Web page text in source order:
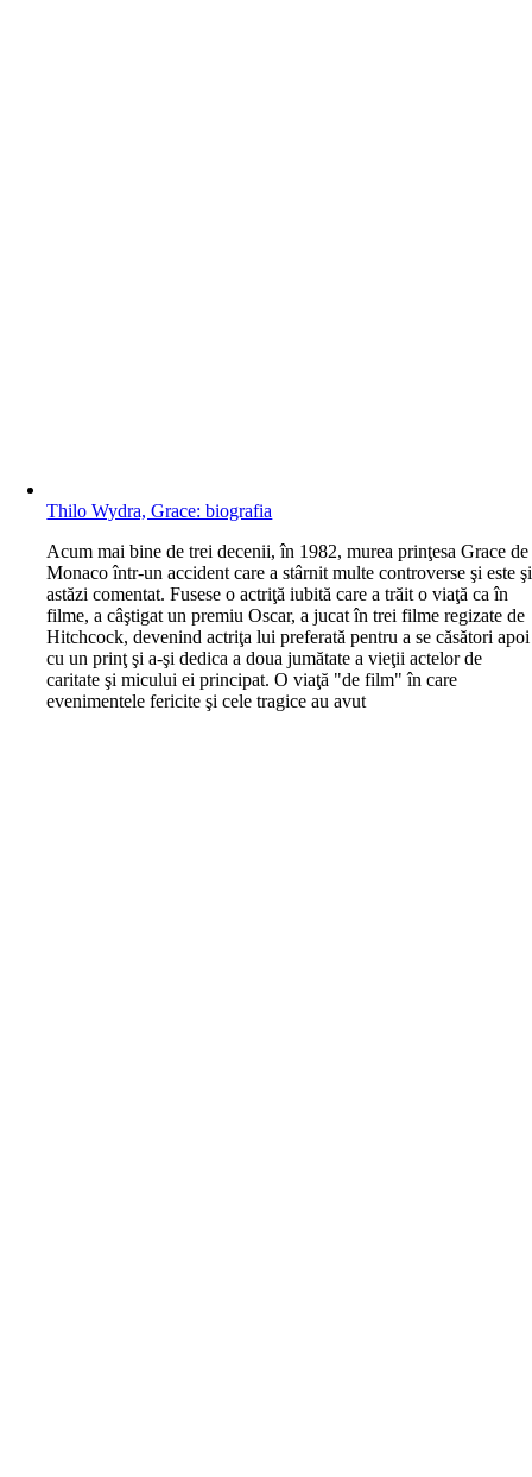
Thilo Wydra, Grace: biografia
Acum mai bine de trei decenii, în 1982, murea prinţesa Grace de
Monaco într-un accident care a stârnit multe controverse şi este şi
astăzi comentat. Fusese o actriţă iubită care a trăit o viaţă ca în
filme, a câştigat un premiu Oscar, a jucat în trei filme regizate de
Hitchcock, devenind actriţa lui preferată pentru a se căsători apoi
cu un prinţ şi a-şi dedica a doua jumătate a vieţii actelor de
caritate şi micului ei principat. O viaţă "de film" în care
evenimentele fericite şi cele tragice au avut